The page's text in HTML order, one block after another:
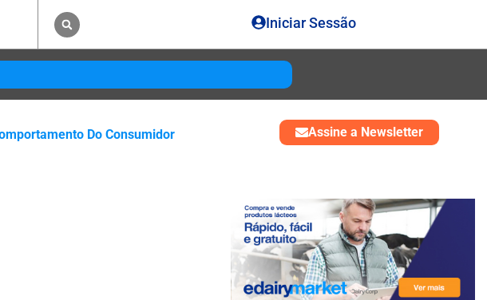
Iniciar Sessão
Do Consumidor Assine a Newsletter